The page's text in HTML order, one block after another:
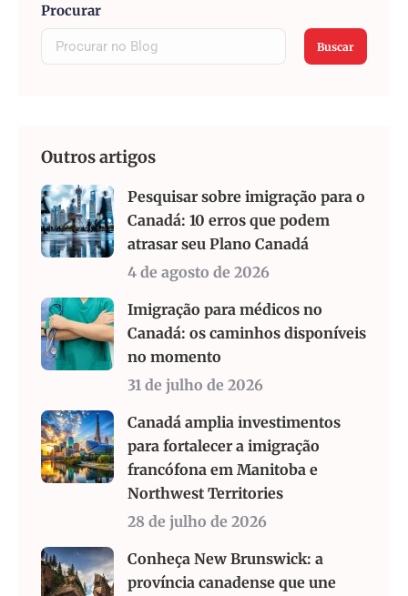
Procurar
Buscar
Outros artigos
Pesquisar sobre imigração para o
Canadá: 10 erros que podem
atrasar seu Plano Canadá
4 de agosto de 2026
Imigração para médicos no
Canadá: os caminhos disponíveis
no momento
31 de julho de 2026
Canadá amplia investimentos
para fortalecer a imigração
francófona em Manitoba e
Northwest Territories
28 de julho de 2026
Conheça New Brunswick: a
província canadense que une